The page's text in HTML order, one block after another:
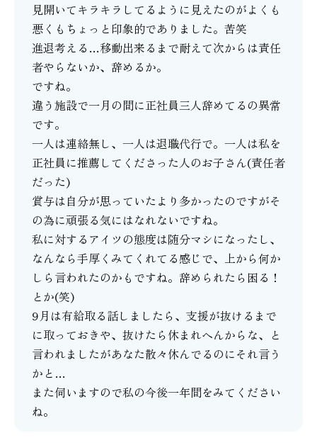
見開いてキラキラしてるように見えたのがよくも
悪くもちょっと印象的でありました。苦笑
進退考える…移動出来るまで耐えて次からは責任
者やらないか、辞めるか。
ですね。
違う施設で一月の間に正社員三人辞めてるの異常
です。
一人は連絡無し、一人は退職代行で。一人は私を
正社員に推薦してくださった人のお子さん(責任者
だった)
賞与は自分が思っていたより多かったのですがそ
の為に頑張る気にはなれないですね。
私に対するアイツの態度は随分マシになったし、
なんなら手厚くみてくれてる感じで、上から何か
しら言われたのかもですね。辞められたら困る！
とか(笑)
9月は有給取る話しましたら、支援が抜けるまで
に取っておきや、抜けたら休まれへんからな、と
言われましたがあなた散々休んでるのにそれ言う
かと…
また伺いますので私の今後一年間をみてください
ね。